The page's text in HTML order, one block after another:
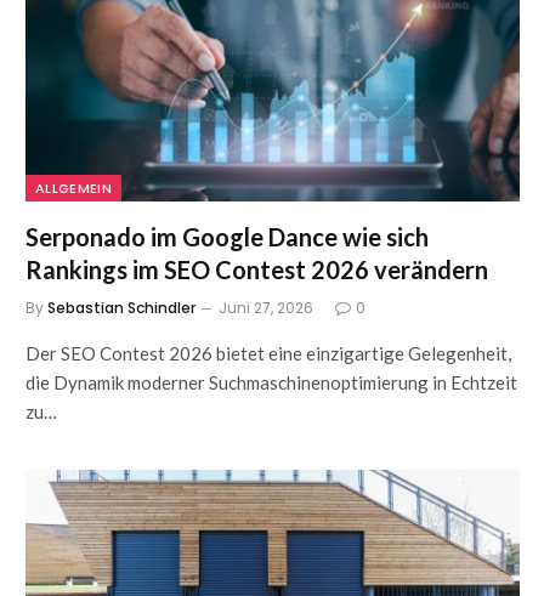
ALLGEMEIN
Serponado im Google Dance wie sich
Rankings im SEO Contest 2026 verändern
BySebastian Schindler Juni 27, 2026 0
Der SEO Contest 2026 bietet eine einzigartige Gelegenheit,
die Dynamik moderner Suchmaschinenoptimierung in Echtzeit
zu…